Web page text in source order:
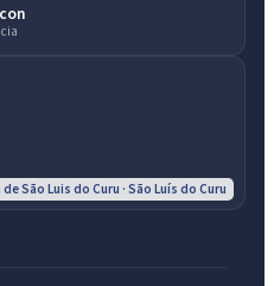
São Luis do Curu · São Luís do Curu
legislação, Diário Oficial,
do município.